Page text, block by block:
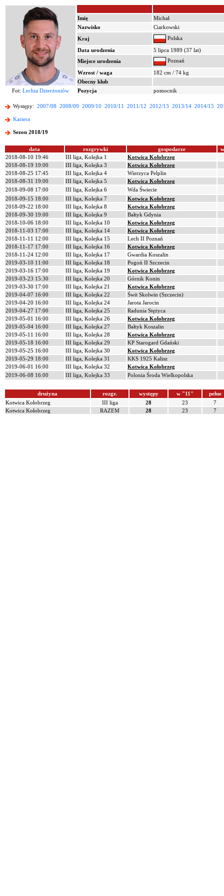
Imię
Michał
Nazwisko
Ciarkowski
Kraj
Polska
Data urodzenia
5 lipca 1989 (37 lat)
Miejsce urodzenia
Poznań
Wzrost / waga
182 cm / 74 kg
Obecny klub
Fot: Lechia Dzierżoniów Pozycja pomocnik
Występy: 2007/08 2008/09 2009/10 2010/11 2011/12 2012/13 2013/14 2014/15
Kariera
Sezon 2018/19
data rozgrywki gospodarze
2018-08-10 19:46
III liga, Kolejka 1 Kotwica Kołobrzeg
2018-08-19 19:00
III liga, Kolejka 3 Kotwica Kołobrzeg
2018-08-25 17:45
III liga, Kolejka 4 Wierzyca Pelplin
2018-08-31 19:00
III liga, Kolejka 5 Kotwica Kołobrzeg
2018-09-08 17:00
III liga, Kolejka 6 Wda Świecie
2018-09-15 18:00
III liga, Kolejka 7 Kotwica Kołobrzeg
2018-09-22 18:00
III liga, Kolejka 8 Kotwica Kołobrzeg
2018-09-30 19:00
III liga, Kolejka 9 Bałtyk Gdynia
2018-10-06 18:00
III liga, Kolejka 10 Kotwica Kołobrzeg
2018-11-03 17:00
III liga, Kolejka 14 Kotwica Kołobrzeg
2018-11-11 12:00
III liga, Kolejka 15 Lech II Poznań
2018-11-17 17:00
III liga, Kolejka 16 Kotwica Kołobrzeg
2018-11-24 12:00
III liga, Kolejka 17 Gwardia Koszalin
2019-03-10 11:00
III liga, Kolejka 18 Pogoń II Szczecin
2019-03-16 17:00
III liga, Kolejka 19 Kotwica Kołobrzeg
2019-03-23 15:30
III liga, Kolejka 20 Górnik Konin
2019-03-30 17:00
III liga, Kolejka 21 Kotwica Kołobrzeg
2019-04-07 16:00
III liga, Kolejka 22 Świt Skolwin (Szczecin)
2019-04-20 16:00
III liga, Kolejka 24 Jarota Jarocin
2019-04-27 17:00
III liga, Kolejka 25 Radunia Stężyca
2019-05-01 16:00
III liga, Kolejka 26 Kotwica Kołobrzeg
2019-05-04 16:00
III liga, Kolejka 27 Bałtyk Koszalin
2019-05-11 16:00
III liga, Kolejka 28 Kotwica Kołobrzeg
2019-05-18 16:00
III liga, Kolejka 29 KP Starogard Gdański
2019-05-25 16:00
III liga, Kolejka 30 Kotwica Kołobrzeg
2019-05-29 18:00
III liga, Kolejka 31 KKS 1925 Kalisz
2019-06-01 16:00
III liga, Kolejka 32 Kotwica Kołobrzeg
2019-06-08 16:00
III liga, Kolejka 33 Polonia Środa Wielkopolska
drużyna rozgr. występy w "11"
pełne
Kotwica Kołobrzeg
III liga 28 23
7
Kotwica Kołobrzeg
RAZEM 28 23 7